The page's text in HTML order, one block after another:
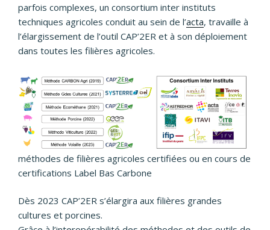
parfois complexes, un consortium inter instituts
techniques agricoles conduit au sein de l’acta, travaille à
l’élargissement de l’outil CAP’2ER et à son déploiement
dans toutes les filières agricoles.
méthodes de filières agricoles certifiées ou en cours de
certifications Label Bas Carbone
Dès 2023 CAP’2ER s’élargira aux filières grandes
cultures et porcines.